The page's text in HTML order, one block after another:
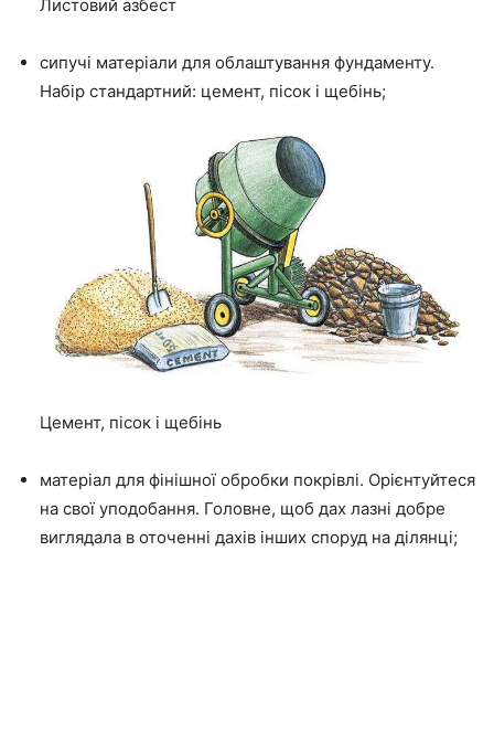
Листовий азбест
сипучі матеріали для облаштування фундаменту.
Набір стандартний: цемент, пісок і щебінь;
Цемент, пісок і щебінь
матеріал для фінішної обробки покрівлі. Орієнтуйтеся
на свої уподобання. Головне, щоб дах лазні добре
виглядала в оточенні дахів інших споруд на ділянці;